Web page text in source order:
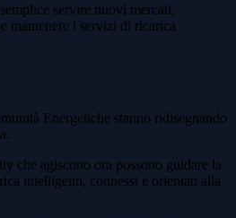
servire nuovi mercati,
mantenere i servizi di ricarica
Energetiche stanno ridisegnando
che agiscono ora possono guidare la
intelligenti, connessi e orientati alla